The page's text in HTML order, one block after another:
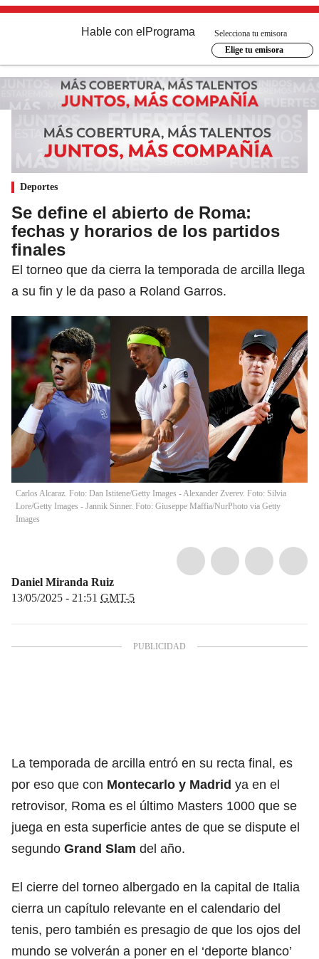
Hable con el Programa
Selecciona tu emisora
Elige tu emisora
Deportes
Se define el abierto de Roma:
fechas y horarios de los partidos
finales
El torneo que da cierra la temporada de arcilla llega
a su fin y le da paso a Roland Garros.
Carlos Alcaraz. Foto: Dan Istitene/Getty Images - Alexander Zverev. Foto: Silvia
Lore/Getty Images - Jannik Sinner. Foto: Giuseppe Maffia/NurPhoto via Getty
Images
Daniel Miranda Ruiz
13/05/2025 - 21:51 GMT-5
La temporada de arcilla entró en su recta final, es
por eso que con Montecarlo y Madrid ya en el
retrovisor, Roma es el último Masters 1000 que se
juega en esta superficie antes de que se dispute el
segundo Grand Slam del año.
El cierre del torneo albergado en la capital de Italia
cierra un capítulo relevante en el calendario del
tenis, pero también es presagio de que los ojos del
mundo se volverán a poner en el ‘deporte blanco’